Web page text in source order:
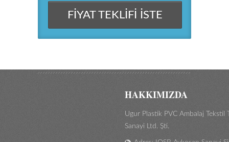
FİYAT TEKLİFİ İSTE
HAKKIMIZDA
Ugur Plastik PVC Ambalaj Tekstil
Sanayi Ltd. Şti.